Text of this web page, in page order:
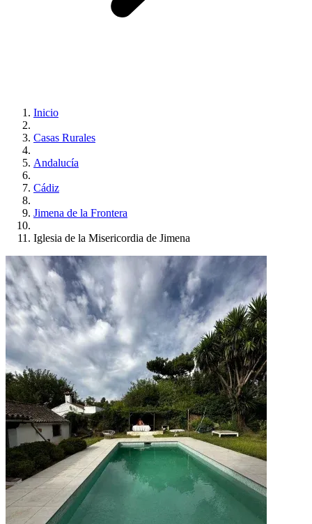
Inicio
Casas Rurales
Andalucía
Cádiz
Jimena de la Frontera
Iglesia de la Misericordia de Jimena